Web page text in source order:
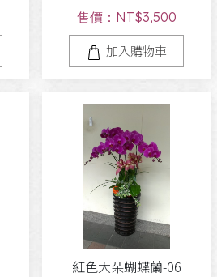
售價：NT$3,500
加入購物車
紅色大朵蝴蝶蘭-06